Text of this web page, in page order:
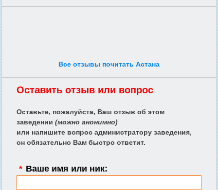
Все отзывы почитать Астана
Оставить отзыв или вопрос
Оставьте, пожалуйста, Ваш отзыв об этом
заведении (можно анонимно)
или напишите вопрос администратору заведения,
он обязательно Вам быстро ответит.
* Ваше имя или ник: